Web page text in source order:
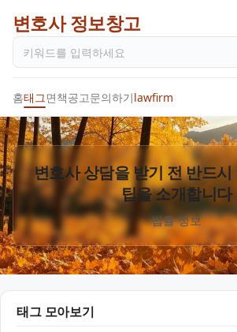
변호사 정보창고
홈태그면책공고문의하기lawfirm
변호사 상담을 받기 전 반드
팁을 소개합니다
법률 정보
태그 모아보기